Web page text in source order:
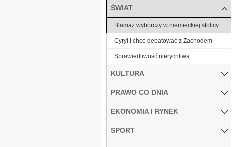
ŚWIAT
Blamaż wyborczy w niemieckiej stolicy
Cyryl I chce debatować z Zachodem
Sprawiedliwość nierychliwa
KULTURA
PRAWO CO DNIA
EKONOMIA I RYNEK
SPORT